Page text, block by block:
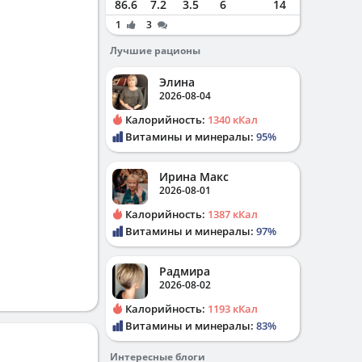
86.6 7.2 3.5 6 14
1
3
Лучшие рационы
Элина
2026-08-04
Калорийность: 1340 кКал
Витамины и минералы: 95%
Ирина Макс
2026-08-01
Калорийность: 1387 кКал
Витамины и минералы: 97%
Радмира
2026-08-02
Калорийность: 1193 кКал
Витамины и минералы: 83%
Интересные блоги